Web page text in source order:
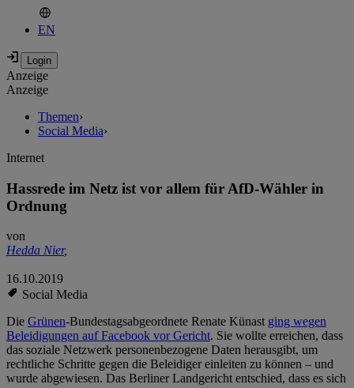
EN
Anzeige
Anzeige
Themen›
Social Media›
Internet
Hassrede im Netz ist vor allem für AfD-Wähler in
Ordnung
von
Hedda Nier,
16.10.2019
Social Media
Die Grünen-Bundestagsabgeordnete Renate Künast ging wegen
Beleidigungen auf Facebook vor Gericht. Sie wollte erreichen, dass
das soziale Netzwerk personenbezogene Daten herausgibt, um
rechtliche Schritte gegen die Beleidiger einleiten zu können – und
wurde abgewiesen. Das Berliner Landgericht entschied, dass es sich